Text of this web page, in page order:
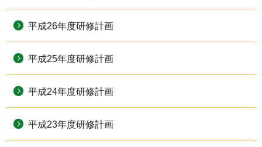
平成26年度研修計画
平成25年度研修計画
平成24年度研修計画
平成23年度研修計画